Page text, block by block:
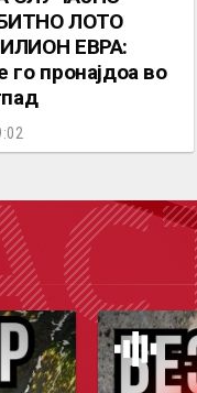
ЛОТО
ЕВРА:
го пронајдоа во